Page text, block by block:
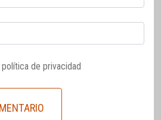
política de privacidad